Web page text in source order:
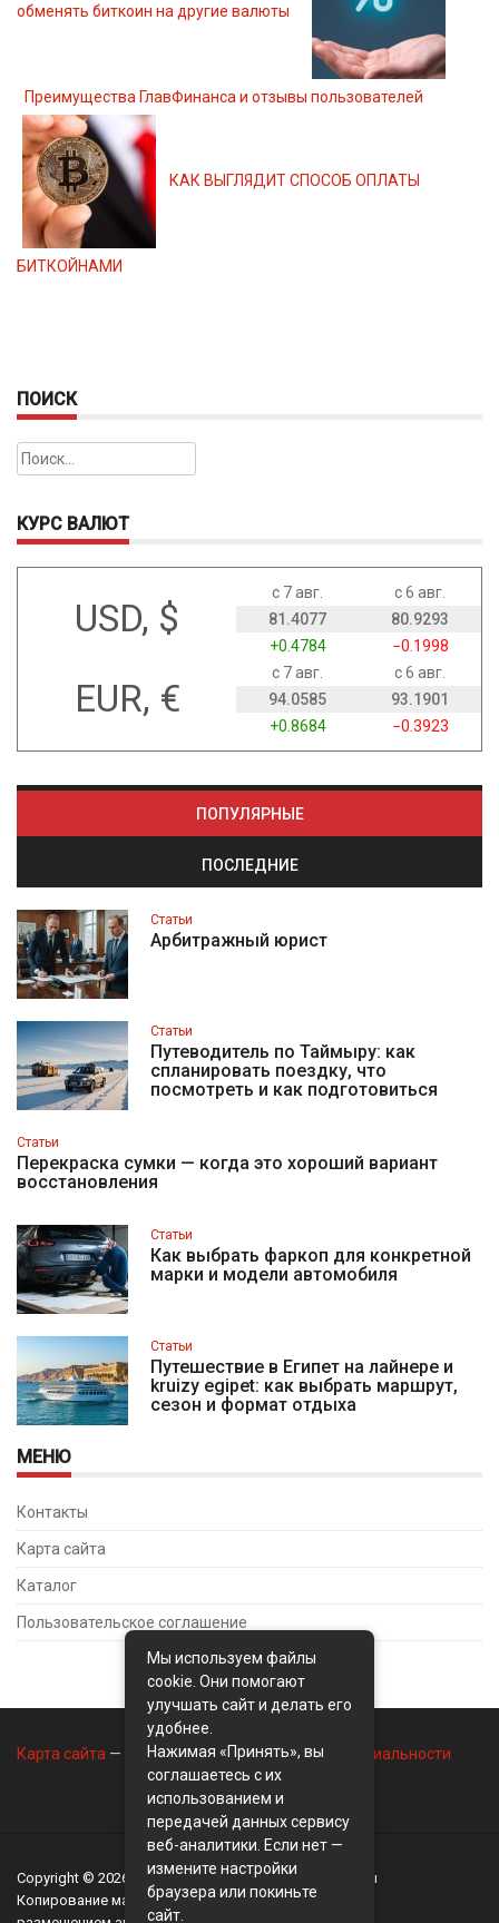
обменять биткоин на другие валюты
Преимущества ГлавФинанса и отзывы пользователей
КАК ВЫГЛЯДИТ СПОСОБ ОПЛАТЫ
БИТКОЙНАМИ
ПОИСК
Найти:
КУРС ВАЛЮТ
USD, $
с 7 авг.
с 6 авг.
81.4077
80.9293
+0.4784
−0.1998
EUR, €
с 7 авг.
с 6 авг.
94.0585
93.1901
+0.8684
−0.3923
ПОПУЛЯРНЫЕ
ПОСЛЕДНИЕ
Статьи
Арбитражный юрист
Статьи
Путеводитель по Таймыру: как
спланировать поездку, что
посмотреть и как подготовиться
Статьи
Перекраска сумки — когда это хороший вариант
восстановления
Статьи
Как выбрать фаркоп для конкретной
марки и модели автомобиля
Статьи
Путешествие в Египет на лайнере и
kruizy egipet: как выбрать маршрут,
сезон и формат отдыха
МЕНЮ
Контакты
Карта сайта
Каталог
Пользовательское соглашение
Карта сайта — Контакты— Политика конфиденциальности
Copyright © 2026 BusinessMix- Экономика и финансы
Копирование материалов разрешается, только с
Мы используем файлы
cookie. Они помогают
улучшать сайт и делать его
удобнее.
Нажимая «Принять», вы
соглашаетесь с их
использованием и
передачей данных сервису
веб-аналитики. Если нет —
измените настройки
браузера или покиньте
сайт.